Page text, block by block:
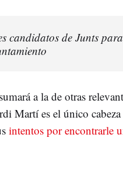
candidatos de Junts
a la de otras
Martí es el único
intentos por encontrarle